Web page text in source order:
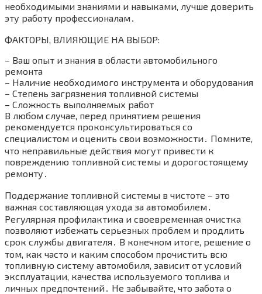
необходимыми знаниями и навыками, лучше доверить
эту работу профессионалам․
ФАКТОРЫ, ВЛИЯЮЩИЕ НА ВЫБОР:
– Ваш опыт и знания в области автомобильного
ремонта
– Наличие необходимого инструмента и оборудования
– Степень загрязнения топливной системы
– Сложность выполняемых работ
В любом случае, перед принятием решения
рекомендуется проконсультироваться со
специалистом и оценить свои возможности․ Помните,
что неправильные действия могут привести к
повреждению топливной системы и дорогостоящему
ремонту․
Поддержание топливной системы в чистоте – это
важная составляющая ухода за автомобилем․
Регулярная профилактика и своевременная очистка
позволяют избежать серьезных проблем и продлить
срок службы двигателя․ В конечном итоге, решение о
том, как часто и каким способом прочистить всю
топливную систему автомобиля, зависит от условий
эксплуатации, качества используемого топлива и
личных предпочтений․ Не забывайте, что забота о